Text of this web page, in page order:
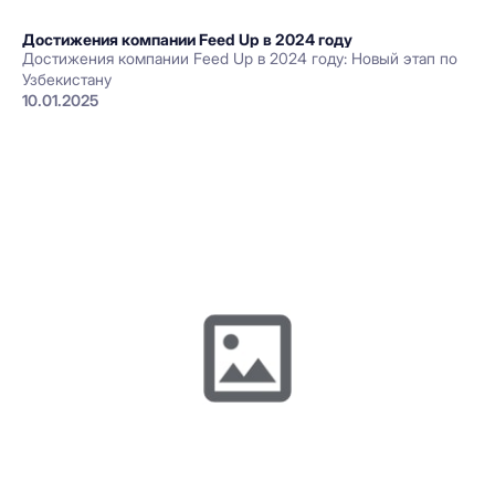
Достижения компании Feed Up в 2024 году
Достижения компании Feed Up в 2024 году: Новый этап по
Узбекистану
10.01.2025